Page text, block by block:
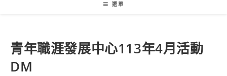
選單
青年職涯發展中心113年4月活動
DM